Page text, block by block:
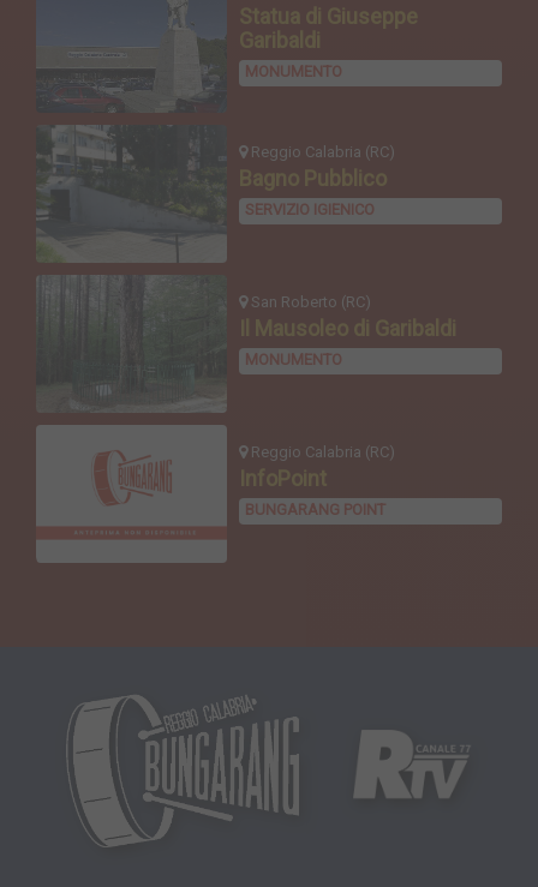
Statua di Giuseppe
Garibaldi
MONUMENTO
Reggio Calabria (RC)
Bagno Pubblico
SERVIZIO IGIENICO
San Roberto (RC)
Il Mausoleo di Garibaldi
MONUMENTO
Reggio Calabria (RC)
InfoPoint
BUNGARANG POINT